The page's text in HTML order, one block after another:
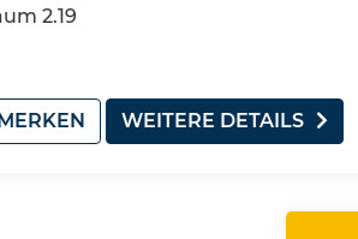
2.19
WEITERE DETAILS